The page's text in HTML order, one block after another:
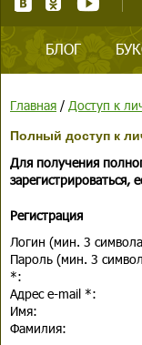
БЛОГ
Главная / Доступ к
Полный доступ к
Для получения
зарегистрироваться,
Регистрация
Логин (мин. 3
Пароль (мин. 3
*:
Адрес e-mail *:
Имя:
Фамилия: